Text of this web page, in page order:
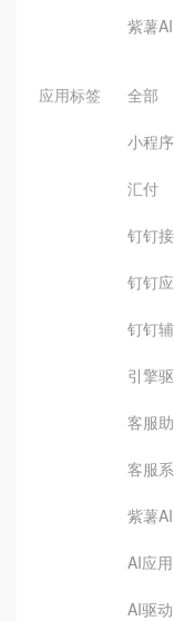
紫薯AI
应用标签 全部
小程
汇付
钉钉
钉钉
钉钉
引擎
客服
客服
紫薯AI
AI应用
AI驱动